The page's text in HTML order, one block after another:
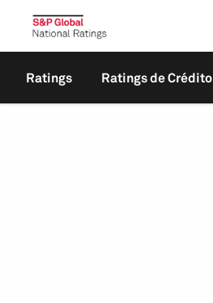
Ratings Ratings de Crédito